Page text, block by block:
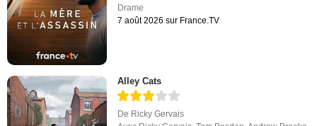
Drame
7 août 2026 sur France.TV
Alley Cats
De Ricky Gervais